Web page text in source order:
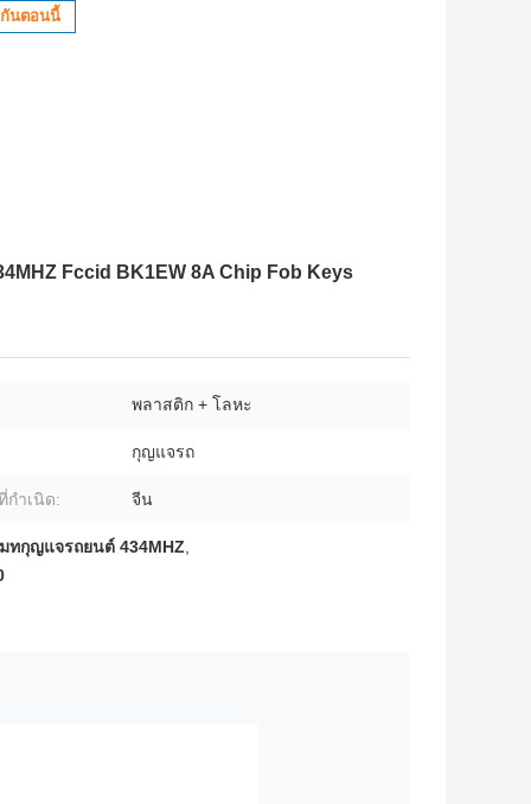
นตอนนี้
Fccid BK1EW 8A Chip Fob Keys
พลาสติก + โลหะ
กุญแจรถ
กำเนิด: จีน
ทกุญแจรถยนต์ 434MHZ,